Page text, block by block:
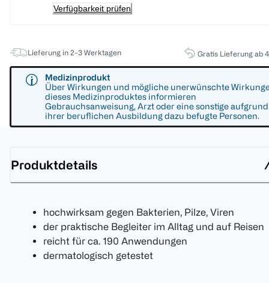
Verfügbarkeit prüfen
Lieferung in 2-3 Werktagen Gratis Lieferung ab
Medizinprodukt
Über Wirkungen und mögliche unerwünschte
dieses Medizinproduktes informieren
Gebrauchsanweisung, Arzt oder eine sonstige aufgrund
ihrer beruflichen Ausbildung dazu befugte Personen.
Produktdetails
hochwirksam gegen Bakterien, Pilze, Viren
der praktische Begleiter im Alltag und auf Reisen
reicht für ca. 190 Anwendungen
dermatologisch getestet